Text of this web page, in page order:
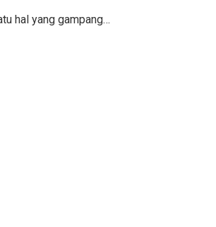
hal yang gampang…